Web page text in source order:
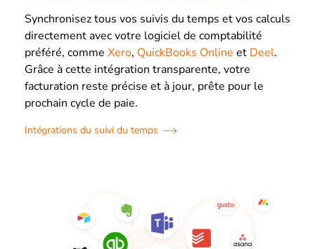
Synchronisez tous vos suivis du temps et vos calculs
directement avec votre logiciel de comptabilité
préféré, comme Xero, QuickBooks Online et Deel.
Grâce à cette intégration transparente, votre
facturation reste précise et à jour, prête pour le
prochain cycle de paie.
Intégrations du suivi du temps